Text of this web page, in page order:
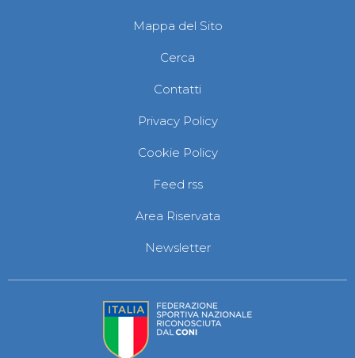
Mappa del Sito
Cerca
Contatti
Privacy Policy
Cookie Policy
Feed rss
Area Riservata
Newsletter